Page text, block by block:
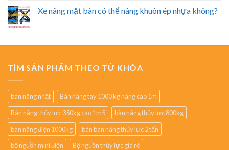
Xe nâng mặt bàn có thể nâng khuôn ép nhựa không?
TÌM SẢN PHẨM THEO TỪ KHÓA
bàn nâng nhật
Bàn nâng tay 1000 kg nâng cao 1m
Bàn nâng thủy lực 350kg cao 1m5
bàn nâng thủy lực 800kg
bàn nâng điện 1000kg
bán bàn nâng thủy lực 2 tấn
bộ nguồn mini điện
Bộ nguồn thủy lực giá rẻ